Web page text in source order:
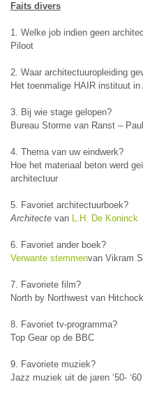
Faits divers
1. Welke job indien geen
Piloot
2. Waar architectuuropleiding
Het toenmalige HAIR instituut in
3. Bij wie stage gelopen?
Bureau Storme van Ranst –
4. Thema van uw eindwerk?
Hoe het materiaal beton werd
architectuur
5. Favoriet architectuurboek?
Architecte van L.H. De Koninck
6. Favoriet ander boek?
Verwante stemmenvan Vikram
7. Favoriete film?
North by Northwest van Hitchock
8. Favoriet tv-programma?
Top Gear op de BBC
9. Favoriete muziek?
Jazz muziek uit de jaren ‘50- ‘60